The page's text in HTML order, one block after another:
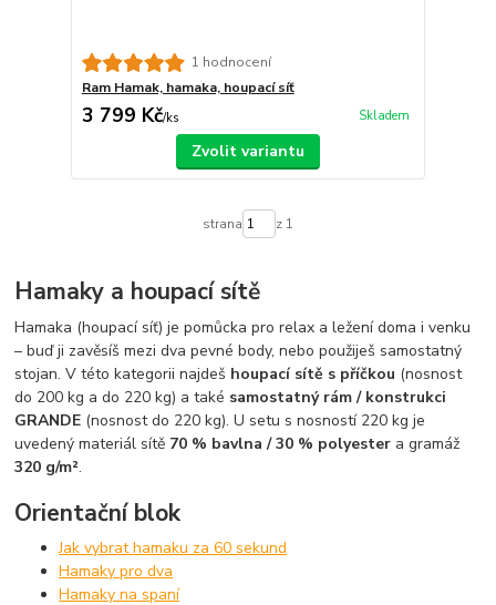
1 hodnocení
Ram Hamak, hamaka, houpací síť
3 799 Kč/ks Skladem
Zvolit variantu
strana z 1
Hamaky a houpací sítě
Hamaka (houpací síť) je pomůcka pro relax a ležení doma i venku
– buď ji zavěsíš mezi dva pevné body, nebo použiješ samostatný
stojan. V této kategorii najdeš houpací sítě s příčkou (nosnost
do 200 kg a do 220 kg) a také samostatný rám / konstrukci
GRANDE (nosnost do 220 kg). U setu s nosností 220 kg je
uvedený materiál sítě 70 % bavlna / 30 % polyester a gramáž
320 g/m².
Orientační blok
Jak vybrat hamaku za 60 sekund
Hamaky pro dva
Hamaky na spaní